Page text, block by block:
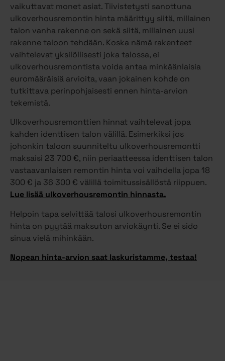
vaikuttavat monet asiat. Tiivistetysti sanottuna
ulkoverhousremontin hinta määrittyy siitä, millainen
talon vanha rakenne on sekä siitä, millainen uusi
rakenne taloon tehdään. Koska nämä rakenteet
vaihtelevat yksilöllisesti joka talossa, ei
ulkoverhousremontista voida antaa minkäänlaisia
euromääräisiä arvioita, vaan jokainen kohde on
tutkittava perinpohjaisesti ennen hinta-arvion
tekemistä.
Ulkoverhousremonttien hinnat vaihtelevat jopa
kahden identtisen talon välillä. Esimerkiksi jos
johonkin taloon suunniteltu ulkoverhousremontti
maksaisi 23 700 €, niin periaatteessa identtisen talon
vastaavanlaisen remontin hinta voi vaihdella jopa 18
300 € ja 36 300 € välillä toimitussisällöstä riippuen.
Lue lisää ulkoverhousremontin hinnasta.
Helpoin tapa selvittää talosi ulkoverhousremontin
hinta on pyytää maksuton arviokäynti. Se ei sido
sinua vielä mihinkään.
Nopean hinta-arvion saat laskuristamme, testaa!